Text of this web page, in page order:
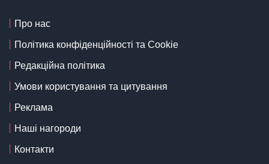
Про нас
Політика конфіденційності та Cookie
Редакційна політика
Умови користування та цитування
Реклама
Наші нагороди
Контакти